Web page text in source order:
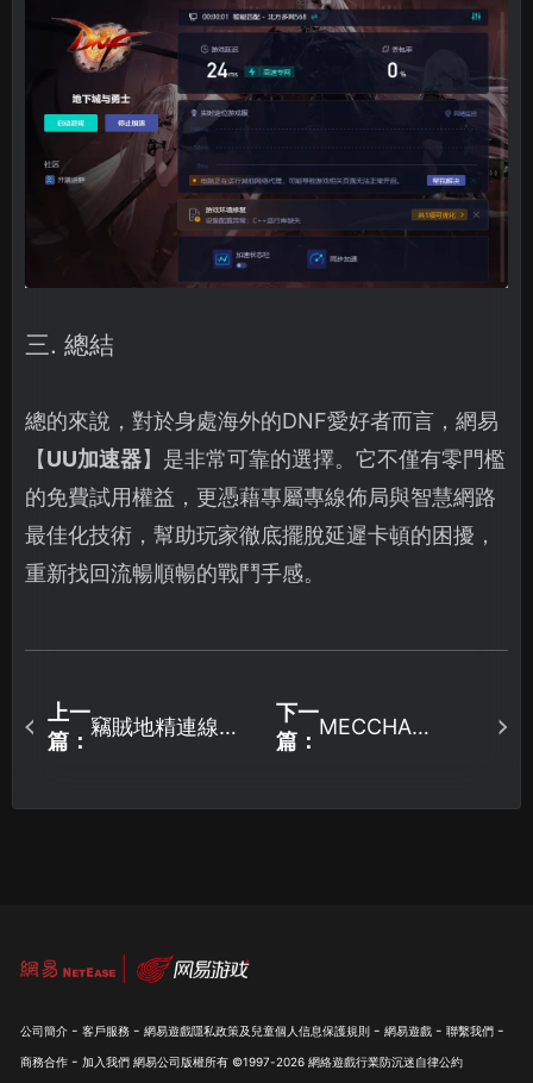
三. 總結
總的來說，對於身處海外的DNF愛好者而言，網易
【UU加速器】是非常可靠的選擇。它不僅有零門檻
的免費試用權益，更憑藉專屬專線佈局與智慧網路
最佳化技術，幫助玩家徹底擺脫延遲卡頓的困擾，
重新找回流暢順暢的戰鬥手感。
上一
篇：
竊賊地精連線失
整理！
下一
篇：
MECCHA
驟輕鬆搞定高延
公司簡介 - 客戶服務 - 網易遊戲隱私政策及兒童個人信息保護規則 - 網易遊戲 - 聯繫我們 -
商務合作 - 加入我們 網易公司版權所有 ©1997-2026 網絡遊戲行業防沉迷自律公約